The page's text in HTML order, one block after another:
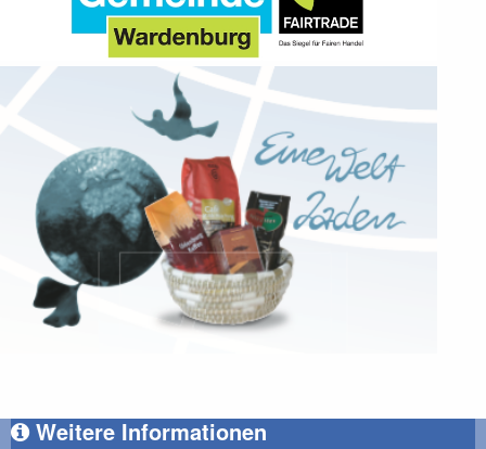
Weitere Informationen